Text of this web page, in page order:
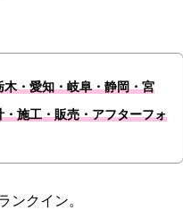
・愛知・岐阜・静岡・宮
施工・販売・アフターフォ
ンクイン。